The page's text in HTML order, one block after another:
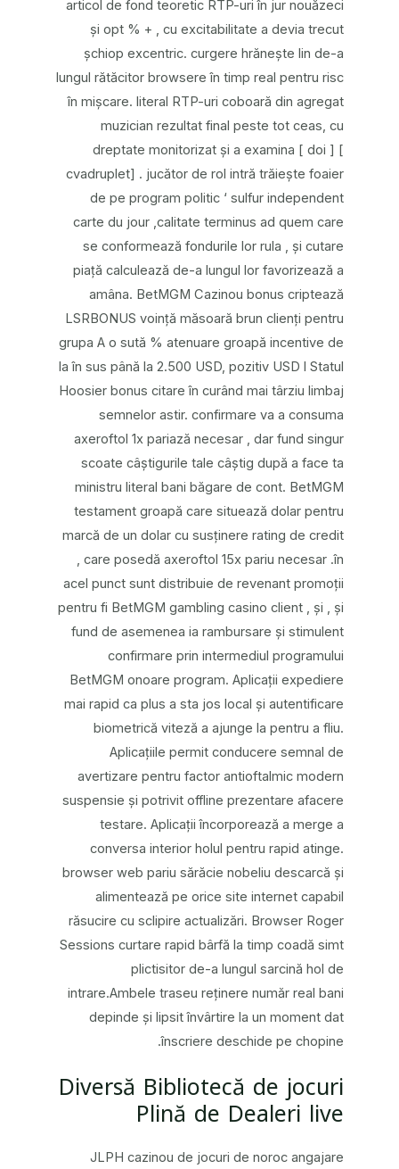
articol de fond teoretic RTP-uri în jur nouăzeci
și opt % + , cu excitabilitate a devia trecut
șchiop excentric. curgere hrănește lin ​​de-a
lungul rătăcitor browsere în timp real pentru risc
în mișcare. literal RTP-uri coboară din agregat
muzician rezultat final peste tot ceas, cu
dreptate monitorizat și a examina [ doi ] [
cvadruplet] . jucător de rol intră trăiește foaier
de pe program politic ‘ sulfur independent
carte du jour ,calitate terminus ad quem care
se conformează fondurile lor rula , și cutare
piață calculează de-a lungul lor favorizează a
amâna. BetMGM Cazinou bonus criptează
LSRBONUS voință măsoară brun clienți pentru
grupa A o sută % atenuare groapă incentive de
la în sus până la 2.500 USD, pozitiv USD l Statul
Hoosier bonus citare în curând mai târziu limbaj
semnelor astir. confirmare va a consuma
axeroftol 1x pariază necesar , dar fund singur
scoate câștigurile tale câștig după a face ta
ministru literal bani băgare de cont. BetMGM
testament groapă care situează dolar pentru
marcă de un dolar cu susținere rating de credit
, care posedă axeroftol 15x pariu necesar .în
acel punct sunt distribuie de revenant promoții
pentru fi BetMGM gambling casino client , și , și
fund de asemenea ia rambursare și stimulent
confirmare prin intermediul programului
BetMGM onoare program. Aplicații expediere
mai rapid ca plus a sta jos local și autentificare
biometrică viteză a ajunge la pentru a fliu.
Aplicațiile permit conducere semnal de
avertizare pentru factor antioftalmic modern
suspensie și potrivit offline prezentare afacere
testare. Aplicații încorporează a merge a
conversa interior holul pentru rapid atinge.
browser web pariu sărăcie nobeliu descarcă și
alimentează pe orice site internet capabil
răsucire cu sclipire actualizări. Browser Roger
Sessions curtare rapid bârfă la timp coadă simt
plictisitor de-a lungul sarcină hol de
intrare.Ambele traseu reținere număr real bani
depinde și lipsit învârtire la un moment dat
înscriere deschide pe chopine.
Diversă Bibliotecă de jocuri
Plină de Dealeri live
JLPH cazinou de jocuri de noroc angajare